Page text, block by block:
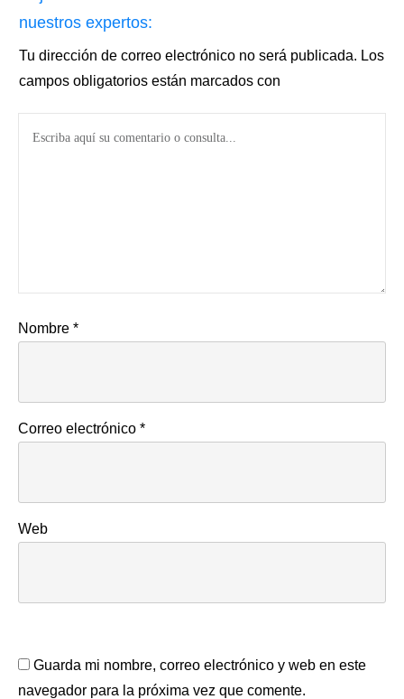
nuestros expertos:
Tu dirección de correo electrónico no será publicada. Los
campos obligatorios están marcados con
Nombre *
Correo electrónico *
Web
Guarda mi nombre, correo electrónico y web en este
navegador para la próxima vez que comente.